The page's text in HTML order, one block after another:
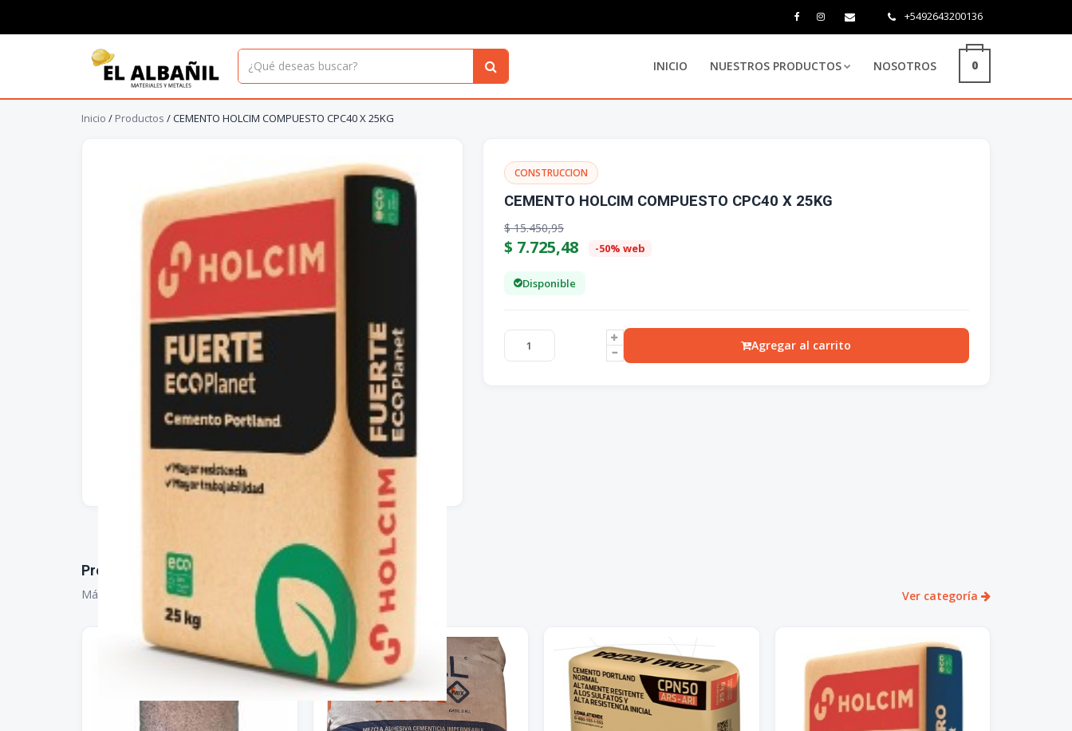
+5492643200136
0
INICIO NUESTROS PRODUCTOS NOSOTROS
Inicio / Productos /CEMENTO HOLCIM COMPUESTO CPC40 X 25KG
CONSTRUCCION
CEMENTO HOLCIM COMPUESTO CPC40 X 25KG
$15.450,95
$ 7.725,48 -50% web
Disponible
Agregar al carrito
Productos relacionados
Más opciones de CONSTRUCCION Ver categoría